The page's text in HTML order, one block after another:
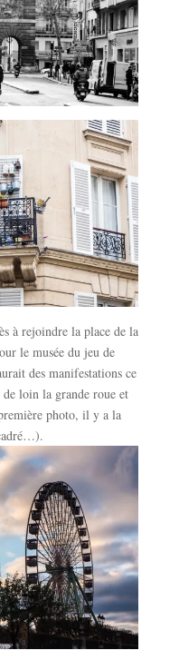
à rejoindre la place de la
le musée du jeu de
des manifestations ce
loin la grande roue et
photo, il y a la